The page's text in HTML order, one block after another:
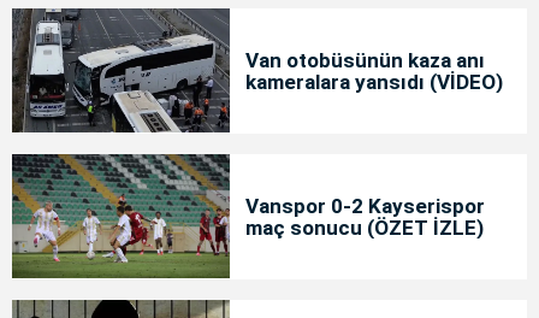
Van otobüsünün kaza anı
kameralara yansıdı (VİDEO)
Vanspor 0-2 Kayserispor
maç sonucu (ÖZET İZLE)